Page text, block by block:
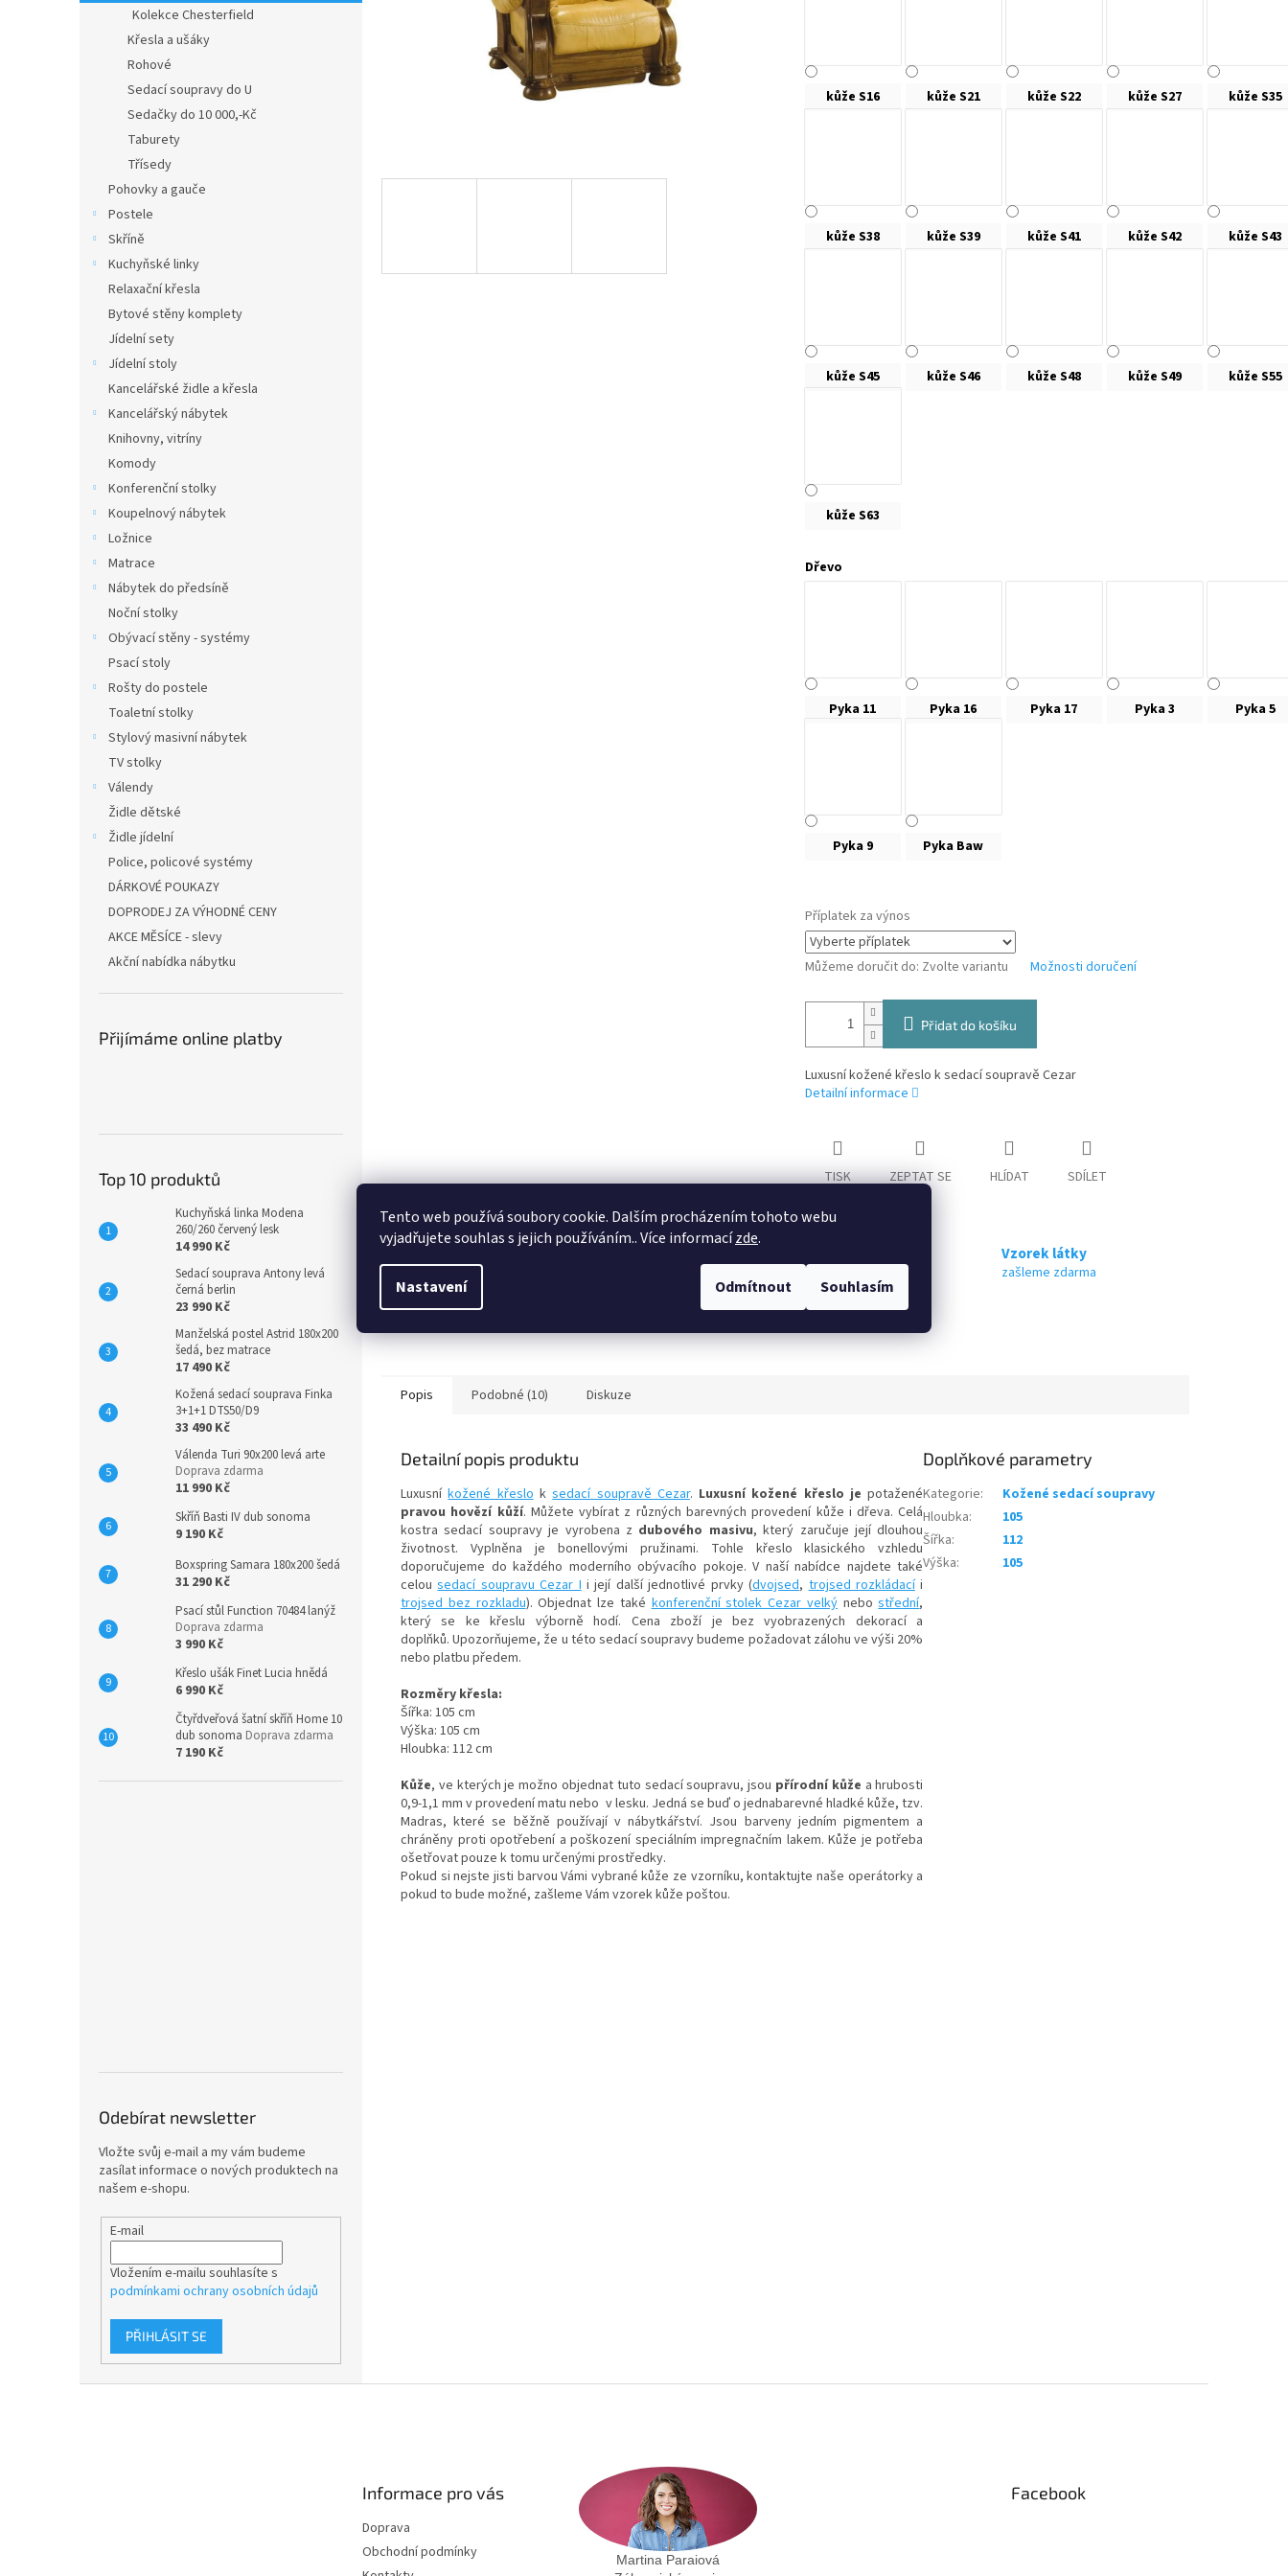
Tento web používá soubory cookie. Dalším procházením tohoto webu
vyjadřujete souhlas s jejich používáním.. Více informacízde.
Nastavení Odmítnout Souhlasím
n
Kolekce Chesterfield
Křesla a ušáky
Rohové
Sedací soupravy do U
Sedačky do 10 000,-Kč
Taburety
Třísedy
Pohovky a gauče
Postele
Skříně
Kuchyňské linky
Relaxační křesla
Bytové stěny komplety
Jídelní sety
Jídelní stoly
Kancelářské židle a křesla
Kancelářský nábytek
Knihovny, vitríny
Komody
Konferenční stolky
Koupelnový nábytek
Ložnice
Matrace
Nábytek do předsíně
Noční stolky
Obývací stěny - systémy
Psací stoly
Rošty do postele
Toaletní stolky
Stylový masivní nábytek
TV stolky
Válendy
Židle dětské
Židle jídelní
Police, policové systémy
DÁRKOVÉ POUKAZY
DOPRODEJ ZA VÝHODNÉ CENY
AKCE MĚSÍCE - slevy
Akční nabídka nábytku
Přijímáme online platby
Top 10 produktů
Kuchyňská linka Modena
260/260 červený lesk
14 990 Kč
Sedací souprava Antony levá
černá berlin
23 990 Kč
Manželská postel Astrid 180x200
šedá, bez matrace
17 490 Kč
Kožená sedací souprava Finka
3+1+1 DTS50/D9
33 490 Kč
Válenda Turi 90x200 levá arte
Doprava zdarma
11 990 Kč
Skříň Basti IV dub sonoma
9 190 Kč
Boxspring Samara 180x200 šedá
31 290 Kč
Psací stůl Function 70484 lanýž
Doprava zdarma
3 990 Kč
Křeslo ušák Finet Lucia hnědá
6 990 Kč
Čtyřdveřová šatní skříň Home 10
dub sonoma Doprava zdarma
7 190 Kč
Odebírat newsletter
Vložte svůj e-mail a my vám budeme
zasílat informace o nových produktech na
našem e-shopu.
E-mail
Vložením e-mailu souhlasíte s
podmínkami ochrany osobních údajů
PŘIHLÁSIT SE
kůže S16 kůže S21 kůže S22 kůže S27 kůže S35
kůže S38 kůže S39 kůže S41 kůže S42 kůže S43
kůže S45 kůže S46 kůže S48 kůže S49 kůže S55
kůže S63
Dřevo
Pyka 11 Pyka 16 Pyka 17 Pyka 3 Pyka 5
Pyka 9 Pyka Baw
Příplatek za výnos
Můžeme doručit do: Zvolte variantu Možnosti doručení
Přidat do košíku
Luxusní kožené křeslo k sedací soupravě Cezar
Detailní informace
TISK ZEPTAT SE HLÍDAT SDÍLET
Doprava zdarma
Expedujeme ihned! Zboží také na splátky
Vzorek látky
zašleme zdarma
Dočasné uskladnění
zdarma
Popis Podobné (10) Diskuze
Detailní popis produktu
Luxusníkožené křeslo ksedací soupravě Cezar. Luxusní kožené křeslo je potažené
pravou hovězí kůží. Můžete vybírat z různých barevných provedení kůže i dřeva. Celá
kostra sedací soupravy je vyrobena z dubového masivu, který zaručuje její dlouhou
životnost. Vyplněna je bonellovými pružinami. Tohle křeslo klasického vzhledu
doporučujeme do každého moderního obývacího pokoje. V naší nabídce najdete také
celousedací soupravu Cezar I i její další jednotlivé prvky (dvojsed, trojsed rozkládacíi
trojsed bez rozkladu). Objednat lze také konferenční stolek Cezar velkýnebostřední,
který se ke křeslu výborně hodí. Cena zboží je bez vyobrazených dekorací a
doplňků. Upozorňujeme, že u této sedací soupravy budeme požadovat zálohu ve výši 20%
nebo platbu předem.
Rozměry křesla:
Šířka: 105 cm
Výška: 105 cm
Hloubka: 112 cm
Kůže, ve kterých je možno objednat tuto sedací soupravu, jsou přírodní kůže a hrubosti
0,9-1,1 mm v provedení matu nebo v lesku. Jedná se buď o jednabarevné hladké kůže, tzv.
Madras, které se běžně používají v nábytkářství. Jsou barveny jedním pigmentem a
chráněny proti opotřebení a poškození speciálním impregnačním lakem. Kůže je potřeba
ošetřovat pouze k tomu určenými prostředky.
Pokud si nejste jisti barvou Vámi vybrané kůže ze vzorníku, kontaktujte naše operátorky a
pokud to bude možné, zašleme Vám vzorek kůže poštou.
Doplňkové parametry
Kategorie:
Kožené sedací soupravy
Hloubka:
105
Šířka:
112
Výška: 105
Informace pro vás
Doprava
Obchodní podmínky
Martina Paraiová
Facebook